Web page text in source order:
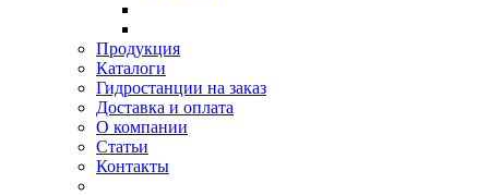
Продукция
Каталоги
Гидростанции на заказ
Доставка и оплата
О компании
Статьи
Контакты